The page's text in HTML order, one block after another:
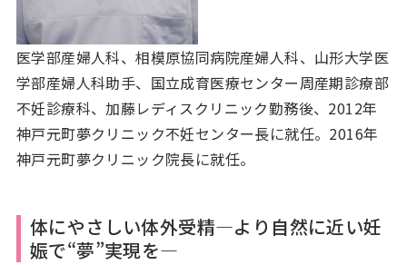
医学部産婦人科、相模原協同病院産婦人科、山形大学医
学部産婦人科助手、国立成育医療センター周産期診療部
不妊診療科、加藤レディスクリニック勤務後、2012年
神戸元町夢クリニック不妊センター長に就任。2016年
神戸元町夢クリニック院長に就任。
体にやさしい体外受精―より自然に近い妊
娠で“夢”実現を―